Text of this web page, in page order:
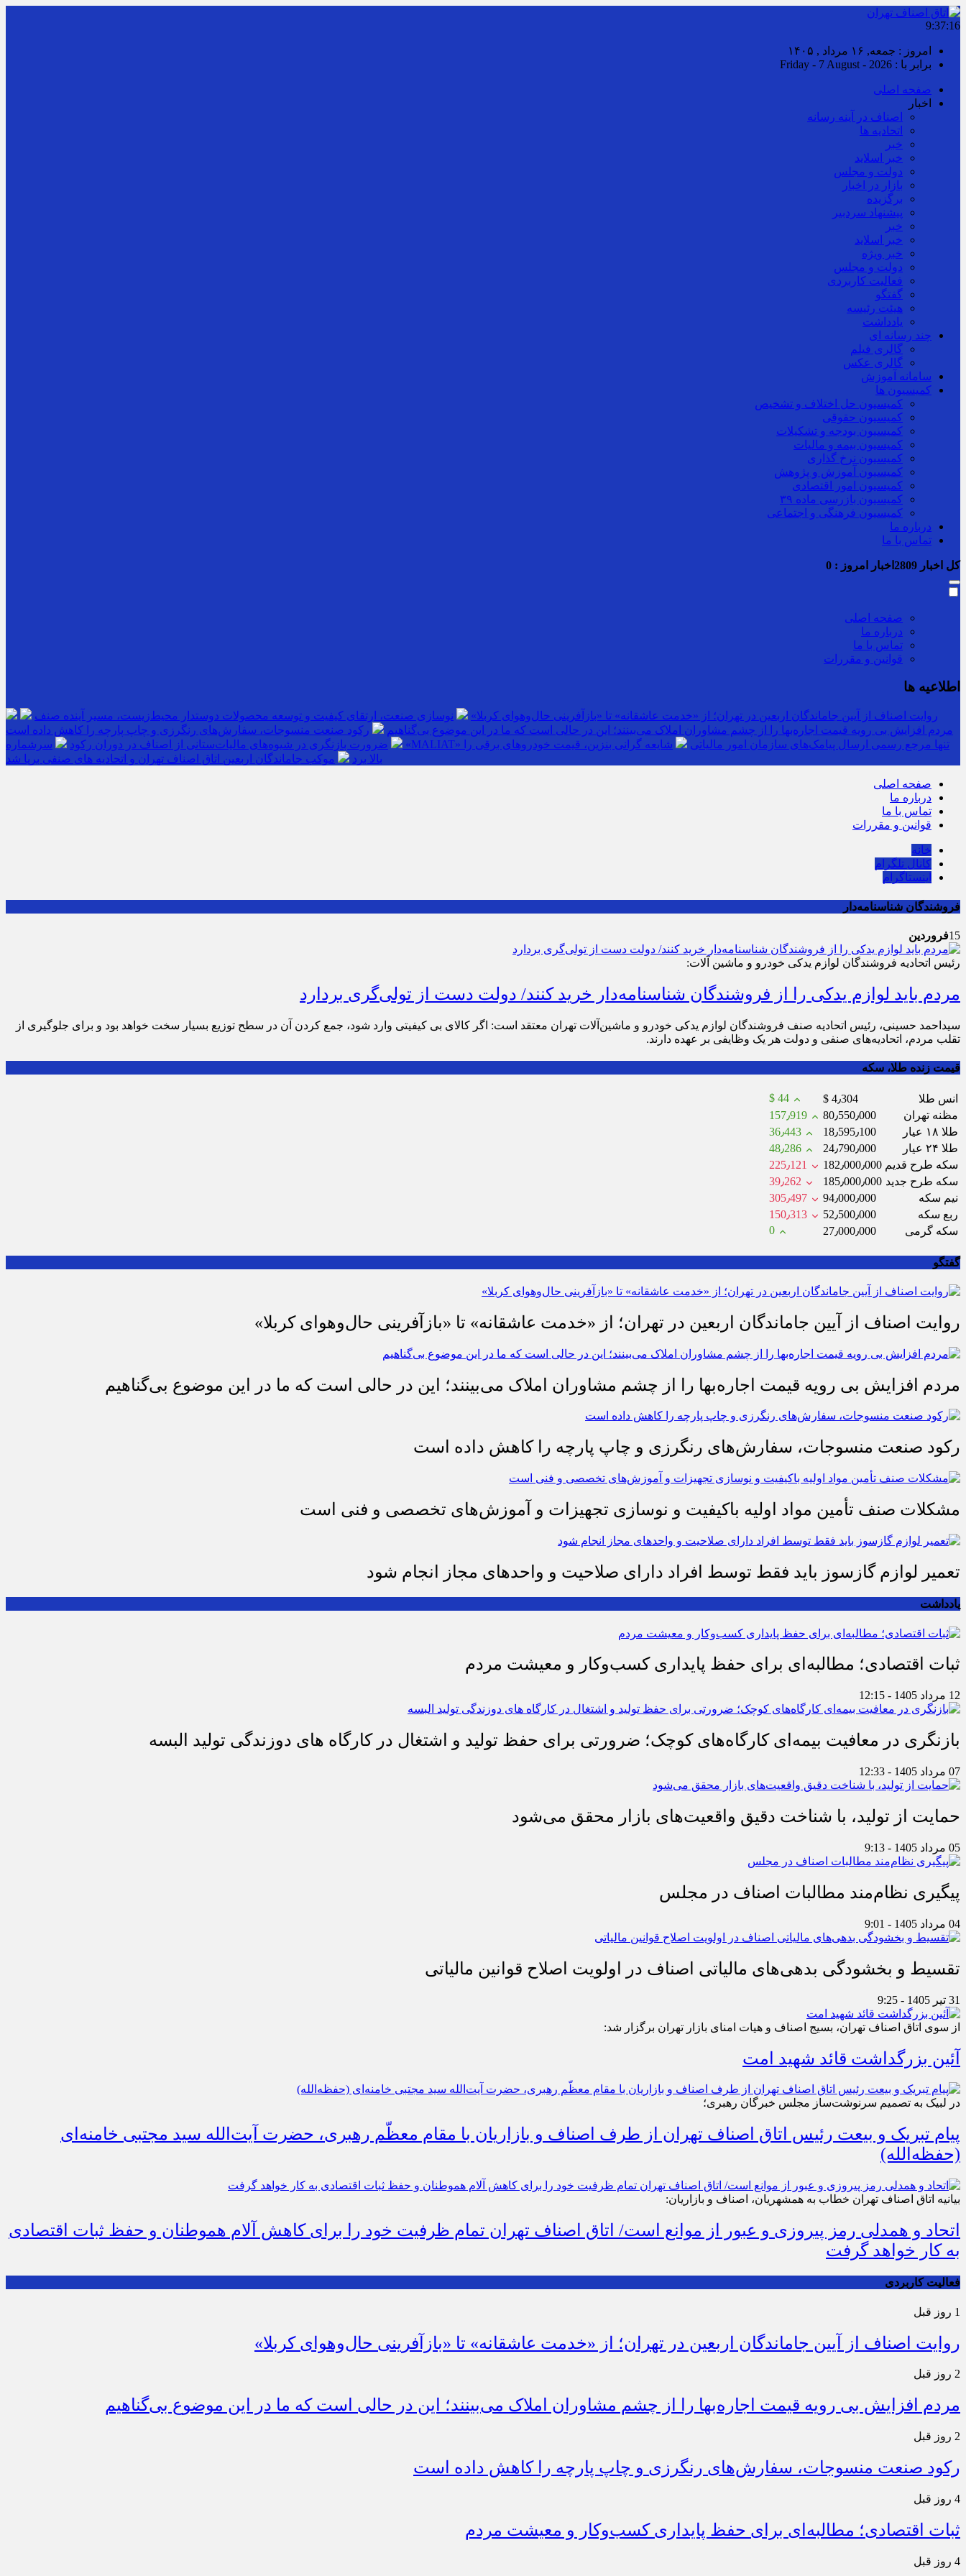
9:37:16
امروز : جمعه, ۱۶ مرداد , ۱۴۰۵
برابر با : Friday - 7 August - 2026
صفحه اصلی
اخبار
اصناف در آینه رسانه
اتحادیه ها
خبر
خبر اسلايد
دولت و مجلس
بازار در اخبار
برگزیده
پیشنهاد سردبیر
خبر
خبر اسلايد
خبر ویژه
دولت و مجلس
فعالیت کاربردی
گفتگو
هیئت رئیسه
یادداشت
چند رسانه ای
گالری فیلم
گالری عکس
سامانه آموزش
کمیسیون ها
کمیسیون حل اختلاف و تشخیص
کمیسیون حقوقی
کمیسیون بودجه و تشکیلات
کمیسیون بیمه و مالیات
کمیسیون نرخ گذاری
کمیسیون آموزش و پژوهش
کمیسیون امور اقتصادی
کمیسیون بازرسی ماده ۳۹
کمیسیون فرهنگی و اجتماعی
درباره ما
تماس با ما
کل اخبار اخبار امروز : 0
صفحه اصلی
درباره ما
تماس با ما
قوانین و مقررات
اطلاعیه ها
روایت اصناف از آیین جاماندگان اربعین در تهران؛ از «خدمت عاشقانه» تا «بازآفرینی حال‌وهوای کربلا»
نوسازی صنعت، ارتقای کیفیت و توسعه محصولات دوستدار محیط‌زیست، مسیر آینده صنف
مردم افزایش بی رویه قیمت اجاره‌بها را از چشم مشاوران املاک می‌بینند؛ این در حالی است که ما در این موضوع بی‌گناهیم
رکود صنعت منسوجات، سفارش‌های رنگرزی و چاپ پارچه را کاهش داده است
ضرورت بازنگری در شیوه‌های مالیات‌ستانی از اصناف در دوران رکود
سرشماره «MALIAT» تنها مرجع رسمی ارسال پیامک‌های سازمان امور مالیاتی
شایعه گرانی بنزین، قیمت خودروهای برقی را
بالا برد
موکب جاماندگان اربعین اتاق اصناف تهران و اتحادیه های صنفی برپا شد
صفحه اصلی
درباره ما
تماس با ما
قوانین و مقررات
خانه
کانال تلگرام
اینستاگرام
فروشندگان شناسنامه‌دار
15فروردین
رئیس اتحادیه فروشندگان لوازم یدکی خودرو و ماشین آلات:
مردم باید لوازم یدکی را از فروشندگان شناسنامه‌دار خرید کنند/ دولت دست از تولی‌گری بردارد
سیداحمد حسینی، رئیس اتحادیه صنف فروشندگان لوازم یدکی خودرو و ماشین‌آلات تهران معتقد است: اگر کالای بی کیفیتی وارد شود، جمع کردن آن در سطح توزیع بسیار سخت خواهد بود و برای جلوگیری از
تقلب مردم، اتحادیه‌های صنفی و دولت هر یک وظایفی بر عهده دارند.
قیمت زنده طلا، سکه
انس طلا $ 4٫304
$ 44
مظنه تهران
80٫550٫000
157٫919
طلا ۱۸ عیار
18٫595٫100
36٫443
طلا ۲۴ عیار
24٫790٫000
48٫286
سکه طرح قدیم 182٫000٫000
225٫121
سکه طرح جدید 185٫000٫000
39٫262
نیم سکه
94٫000٫000
305٫497
ربع سکه
52٫500٫000
150٫313
سکه گرمی
27٫000٫000 0
گفتگو
روایت اصناف از آیین جاماندگان اربعین در تهران؛ از «خدمت عاشقانه» تا «بازآفرینی حال‌وهوای کربلا»
مردم افزایش بی رویه قیمت اجاره‌بها را از چشم مشاوران املاک می‌بینند؛ این در حالی است که ما در این موضوع بی‌گناهیم
رکود صنعت منسوجات، سفارش‌های رنگرزی و چاپ پارچه را کاهش داده است
مشکلات صنف تأمین مواد اولیه باکیفیت و نوسازی تجهیزات و آموزش‌های تخصصی و فنی است
تعمیر لوازم گازسوز باید فقط توسط افراد دارای صلاحیت و واحدهای مجاز انجام شود
یادداشت
ثبات اقتصادی؛ مطالبه‌ای برای حفظ پایداری کسب‌وکار و معیشت مردم
12 مرداد 1405 - 12:15
بازنگری در معافیت بیمه‌ای کارگاه‌های کوچک؛ ضرورتی برای حفظ تولید و اشتغال در کارگاه های دوزندگی تولید البسه
07 مرداد 1405 - 12:33
حمایت از تولید، با شناخت دقیق واقعیت‌های بازار محقق می‌شود
05 مرداد 1405 - 9:13
پیگیری نظام‌مند مطالبات اصناف در مجلس
04 مرداد 1405 - 9:01
تقسیط و بخشودگی بدهی‌های مالیاتی اصناف در اولویت اصلاح قوانین مالیاتی
31 تیر 1405 - 9:25
از سوی اتاق اصناف تهران، بسیج اصناف و هیات امنای بازار تهران برگزار شد:
آئین بزرگداشت قائد شهید امت
در لبیک به تصمیم سرنوشت‌ساز مجلس خبرگان رهبری؛
پیام تبریک و بیعت رئیس اتاق اصناف تهران از طرف اصناف و بازاریان با مقام معظّم رهبری، حضرت آیت‌الله سید مجتبی خامنه‌ای
(حفظه‌الله)
بیانیه اتاق اصناف تهران خطاب به همشهریان، اصناف و بازاریان:
اتحاد و همدلی رمز پیروزی و عبور از موانع است/ اتاق اصناف تهران تمام ظرفیت خود را برای کاهش آلام هموطنان و حفظ ثبات اقتصادی
به کار خواهد گرفت
فعالیت کاربردی
1 روز قبل
روایت اصناف از آیین جاماندگان اربعین در تهران؛ از «خدمت عاشقانه» تا «بازآفرینی حال‌وهوای کربلا»
2 روز قبل
مردم افزایش بی رویه قیمت اجاره‌بها را از چشم مشاوران املاک می‌بینند؛ این در حالی است که ما در این موضوع بی‌گناهیم
2 روز قبل
رکود صنعت منسوجات، سفارش‌های رنگرزی و چاپ پارچه را کاهش داده است
4 روز قبل
ثبات اقتصادی؛ مطالبه‌ای برای حفظ پایداری کسب‌وکار و معیشت مردم
4 روز قبل